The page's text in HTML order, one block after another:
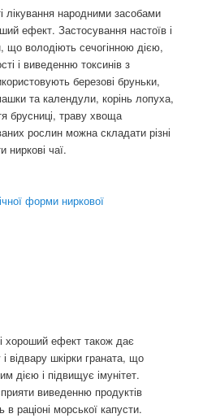
лікування народними засобами
ефект. Застосування настоїв і
що володіють сечогінною дією,
і виведенню токсинів з
березові бруньки,
та календули, корінь лопуха,
брусниці, траву хвоща
рослин можна складати різні
ниркові чаї.
форми ниркової
хороший ефект також дає
відвару шкірки граната, що
дією і підвищує імунітет.
виведенню продуктів
раціоні морської капусти.